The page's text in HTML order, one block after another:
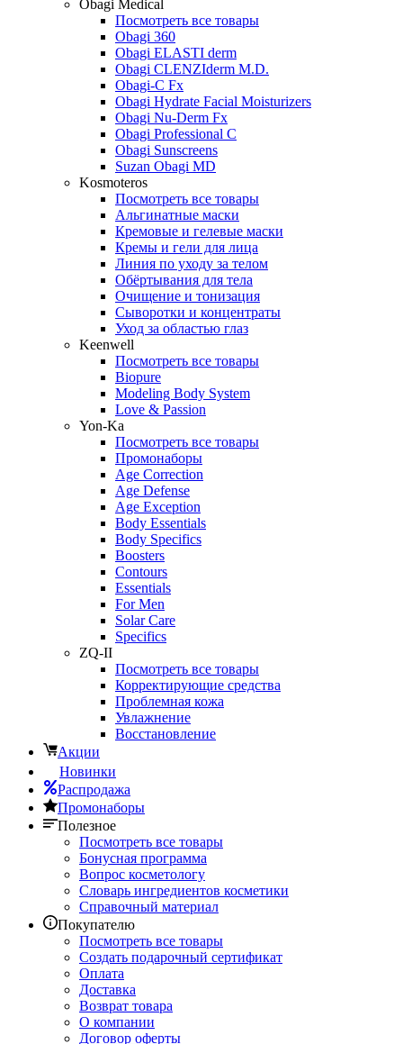
Obagi Medical
Посмотреть все товары
Obagi 360
Obagi ELASTI derm
Obagi CLENZIderm M.D.
Obagi-C Fx
Obagi Hydrate Facial Moisturizers
Obagi Nu-Derm Fx
Obagi Professional C
Obagi Sunscreens
Suzan Obagi MD
Kosmoteros
Посмотреть все товары
Альгинатные маски
Кремовые и гелевые маски
Кремы и гели для лица
Линия по уходу за телом
Обёртывания для тела
Очищение и тонизация
Сыворотки и концентраты
Уход за областью глаз
Keenwell
Посмотреть все товары
Biopure
Modeling Body System
Love & Passion
Yon-Ka
Посмотреть все товары
Промонаборы
Age Correction
Age Defense
Age Exception
Body Essentials
Body Specifics
Boosters
Contours
Essentials
For Men
Solar Care
Specifics
ZQ-II
Посмотреть все товары
Корректирующие средства
Проблемная кожа
Увлажнение
Восстановление
Акции
Новинки
Распродажа
Промонаборы
Полезное
Посмотреть все товары
Бонусная программа
Вопрос косметологу
Словарь ингредиентов косметики
Справочный материал
Покупателю
Посмотреть все товары
Создать подарочный сертификат
Оплата
Доставка
Возврат товара
О компании
Договор оферты